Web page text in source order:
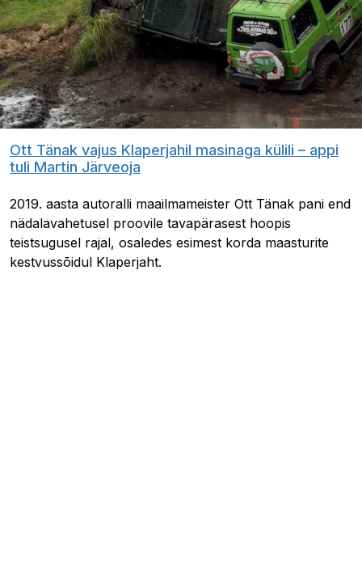
Ott Tänak vajus Klaperjahil masinaga külili – appi
tuli Martin Järveoja
2019. aasta autoralli maailmameister Ott Tänak pani end
nädalavahetusel proovile tavapärasest hoopis
teistsugusel rajal, osaledes esimest korda maasturite
kestvussõidul Klaperjaht.